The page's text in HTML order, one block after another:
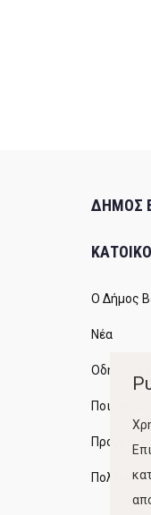
ΔΗΜΟΣ
Ο Δήμος
Νέα
Οδηγός
Ποιότητα
Πολιτική